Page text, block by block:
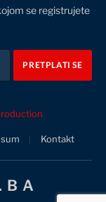
se registrujete
Kontakt